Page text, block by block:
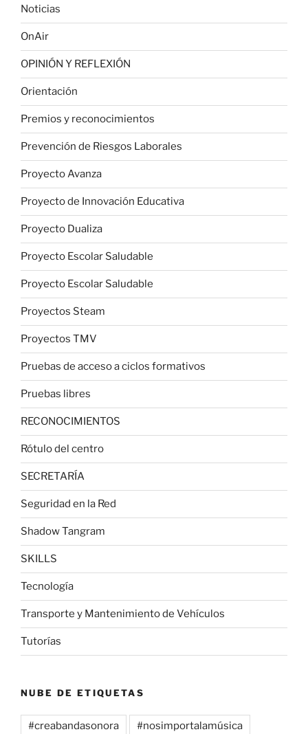
Noticias
OnAir
OPINIÓN Y REFLEXIÓN
Orientación
Premios y reconocimientos
Prevención de Riesgos Laborales
Proyecto Avanza
Proyecto de Innovación Educativa
Proyecto Dualiza
Proyecto Escolar Saludable
Proyecto Escolar Saludable
Proyectos Steam
Proyectos TMV
Pruebas de acceso a ciclos formativos
Pruebas libres
RECONOCIMIENTOS
Rótulo del centro
SECRETARÍA
Seguridad en la Red
Shadow Tangram
SKILLS
Tecnología
Transporte y Mantenimiento de Vehículos
Tutorías
NUBE DE ETIQUETAS
#creabandasonora #nosimportalamúsica